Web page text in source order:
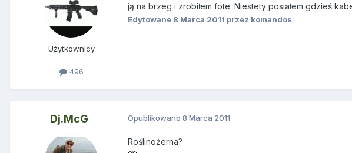
Użytkownicy
496
ją na brzeg i zrobiłem fote. Niestety posiałem gdzieś
Edytowane 8 Marca 2011 przez komandos
Dj.McG Opublikowano 8 Marca 2011
Roślinożerna?